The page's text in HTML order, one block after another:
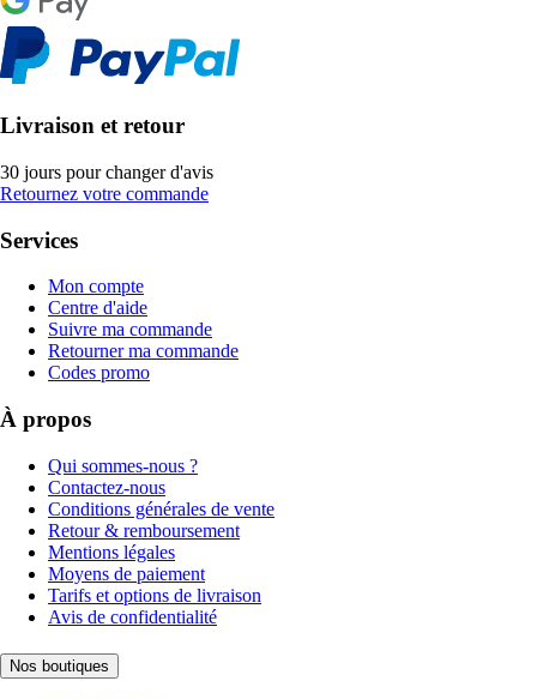
Livraison et retour
30 jours pour changer d'avis
Retournez votre commande
Services
Mon compte
Centre d'aide
Suivre ma commande
Retourner ma commande
Codes promo
À propos
Qui sommes-nous ?
Contactez-nous
Conditions générales de vente
Retour & remboursement
Mentions légales
Moyens de paiement
Tarifs et options de livraison
Avis de confidentialité
Nos boutiques